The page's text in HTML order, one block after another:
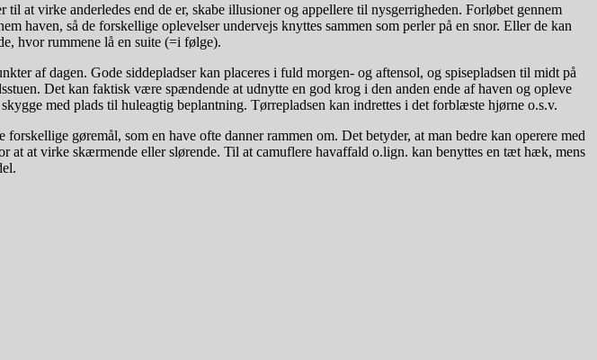
at virke anderledes end de er, skabe illusioner og appellere til nysgerrigheden. Forløbet gennem
haven, så de forskellige oplevelser undervejs knyttes sammen som perler på en snor. Eller de kan
hvor rummene lå en suite (=i følge).
af dagen. Gode siddepladser kan placeres i fuld morgen- og aftensol, og spisepladsen til midt på
Det kan faktisk være spændende at udnytte en god krog i den anden ende af haven og opleve
med plads til huleagtig beplantning. Tørrepladsen kan indrettes i det forblæste hjørne o.s.v.
gøremål, som en have ofte danner rammen om. Det betyder, at man bedre kan operere med
at at virke skærmende eller slørende. Til at camuflere havaffald o.lign. kan benyttes en tæt hæk, mens